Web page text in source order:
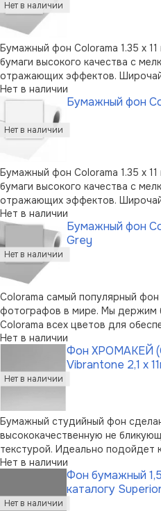
Бумажный фон Colorama 1.35 x
бумаги высокого качества с
отражающих эффектов.
пользуется огромной
Можно перерабатывать
хранение в случае применения …
Нет в наличии
Бумажный фон
Бумажный фон Colorama 1.35 x
бумаги высокого качества с
отражающих эффектов.
пользуется огромной
Можно перерабатывать
хранение в случае приме …
Нет в наличии
Бумажный фон
Grey
Colorama самый популярный
фотографов в мире. Мы держим
Colorama всех цветов для
миру.Высококачественная
неотражающая
популярный фон для
Нет в наличии
Фон ХРОМАКЕЙ
Vibrantone 2,1 х
Бумажный студийный фон
высококачественную не
текстурой. Идеально подойдет
видеосъемок. Поставляется на
2,1x11 м. Цвет - Greenscreen.
Нет в наличии
Фон бумажный
каталогу